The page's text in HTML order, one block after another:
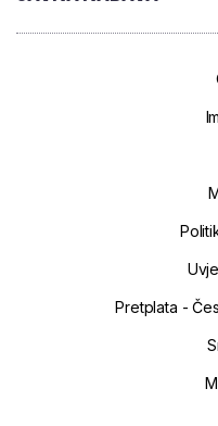
Pretplata -